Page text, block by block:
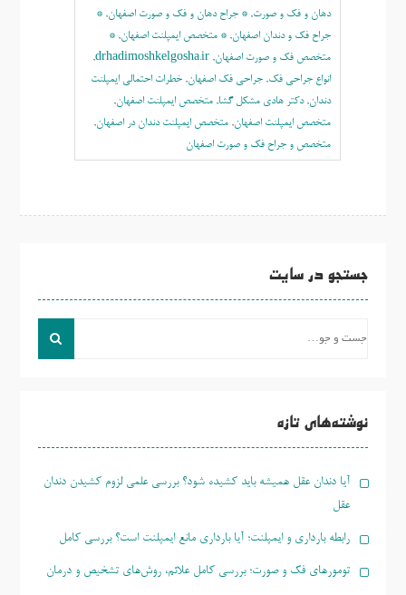
دهان و فک و صورت, * جراح دهان و فک و صورت اصفهان,
*
جراح فک و دندان اصفهان, * متخصص ایمپلنت اصفهان,
*
متخصص فک و صورت اصفهان,
drhadimoshkelgosha.ir
,
انواع جراحی فک, جراحی فک اصفهان, خطرات احتمالی ایمپلنت
دندان,دکتر هادی مشکل گشا, متخصص ايمپلنت اصفهان,
متخصص ایمپلنت اصفهان, متخصص ایمپلنت دندان در اصفهان,
متخصص و جراح فک و صورت اصفهان
جستجو در سایت
نوشته‌های تازه
آیا دندان عقل همیشه باید کشیده شود؟ بررسی علمی لزوم کشیدن دندان
عقل
رابطه بارداری و ایمپلنت؛ آیا بارداری مانع ایمپلنت است؟ بررسی کامل
تومورهای فک و صورت؛ بررسی کامل علائم، روش‌های تشخیص و درمان